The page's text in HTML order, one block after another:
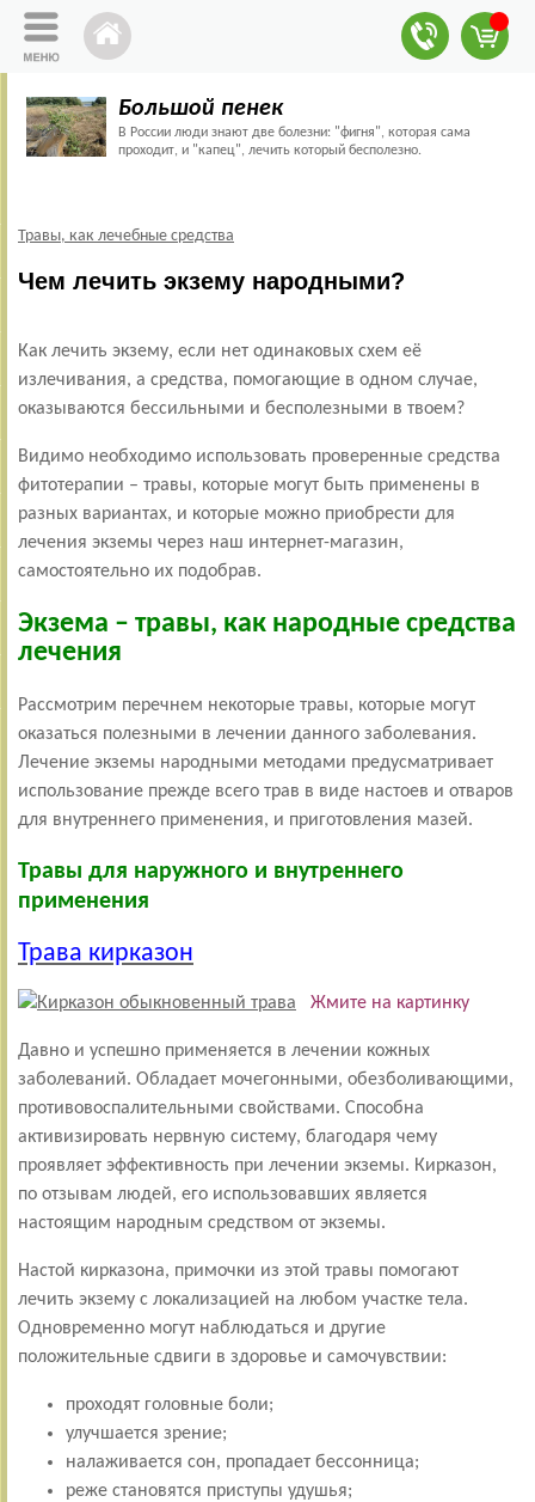
Большой пенек
В России люди знают две болезни: "фигня", которая сама
проходит, и "капец", лечить который бесполезно.
Травы, как лечебные средства
Чем лечить экзему народными?
Как лечить экзему, если нет одинаковых схем её
излечивания, а средства, помогающие в одном случае,
оказываются бессильными и бесполезными в твоем?
Видимо необходимо использовать проверенные средства
фитотерапии – травы, которые могут быть применены в
разных вариантах, и которые можно приобрести для
лечения экземы через наш интернет-магазин,
самостоятельно их подобрав.
Экзема – травы, как народные средства
лечения
Рассмотрим перечнем некоторые травы, которые могут
оказаться полезными в лечении данного заболевания.
Лечение экземы народными методами предусматривает
использование прежде всего трав в виде настоев и отваров
для внутреннего применения, и приготовления мазей.
Травы для наружного и внутреннего
применения
Трава кирказон
Жмите на картинку
Давно и успешно применяется в лечении кожных
заболеваний. Обладает мочегонными, обезболивающими,
противовоспалительными свойствами. Способна
активизировать нервную систему, благодаря чему
проявляет эффективность при лечении экземы. Кирказон,
по отзывам людей, его использовавших является
настоящим народным средством от экземы.
Настой кирказона, примочки из этой травы помогают
лечить экзему с локализацией на любом участке тела.
Одновременно могут наблюдаться и другие
положительные сдвиги в здоровье и самочувствии:
проходят головные боли;
улучшается зрение;
налаживается сон, пропадает бессонница;
реже становятся приступы удушья;